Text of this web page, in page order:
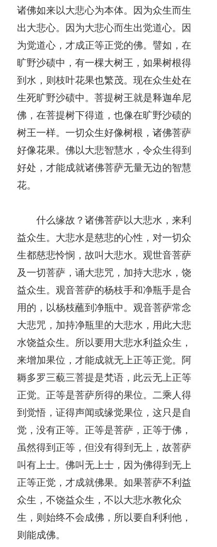
诸佛如来以大悲心为本体。因为众生而生
出大悲心。因为大悲心而生出觉道心。因
为觉道心，才成正等正觉的佛。譬如，在
旷野沙碛中，有一棵大树王，如果树根得
到水，则枝叶花果也繁茂。现在众生处在
生死旷野沙碛中。菩提树王就是释迦牟尼
佛，在菩提树下得道，也像在旷野沙碛的
树王一样。一切众生好像树根，诸佛菩萨
好像花果。佛以大悲智慧水，令众生得到
好处，才能成就诸佛菩萨无量无边的智慧
花。
什么缘故？诸佛菩萨以大悲水，来利
益众生。大悲水是慈悲的心性，对一切众
生都慈悲怜悯，故叫大悲水。观世音菩萨
及一切菩萨，诵大悲咒，加持大悲水，饶
益众生。观音菩萨的杨枝手和净瓶手是合
用的，以杨枝蘸到净瓶中。观音菩萨常念
大悲咒，加持净瓶里的大悲水，用此大悲
水饶益众生。所以要用大悲水利益众生，
来增加果位，才能成就无上正等正觉。阿
耨多罗三藐三菩提是梵语，此云无上正等
正觉。正等是菩萨所得的果位。二乘人得
到觉悟，证得声闻或缘觉果位，这只是自
觉，没有正等。正等是菩萨，正等于佛，
虽然得到正等，但没有得到无上，故菩萨
叫有上士。佛叫无上士，因为佛得到无上
正等正觉，才成就佛果。如果菩萨不利益
众生，不饶益众生，不以大悲水教化众
生，则始终不会成佛，所以要自利利他，
则能成佛。